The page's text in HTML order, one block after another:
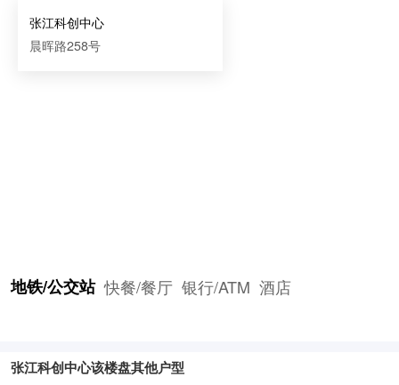
地铁/公交站 快餐/餐厅 银行/ATM 酒店
张江科创中心
晨晖路258号
张江科创中心该楼盘其他户型